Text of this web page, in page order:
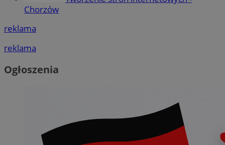
Chorzów
reklama
reklama
Ogłoszenia